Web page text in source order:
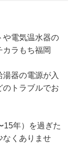
や電気温水器の
ラもち福岡
器の電源が入
のトラブルでお
15年）を過ぎた
なくありませ